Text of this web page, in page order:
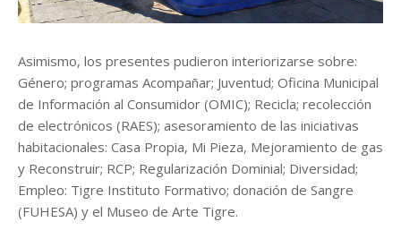
Asimismo, los presentes pudieron interiorizarse sobre:
Género; programas Acompañar; Juventud; Oficina Municipal
de Información al Consumidor (OMIC); Recicla; recolección
de electrónicos (RAES); asesoramiento de las iniciativas
habitacionales: Casa Propia, Mi Pieza, Mejoramiento de gas
y Reconstruir; RCP; Regularización Dominial; Diversidad;
Empleo: Tigre Instituto Formativo; donación de Sangre
(FUHESA) y el Museo de Arte Tigre.